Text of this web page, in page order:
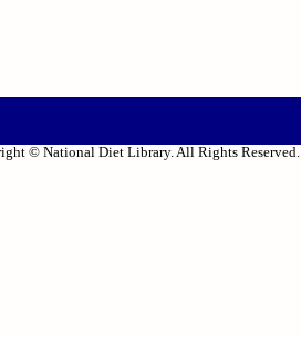
© National Diet Library. All Rights Reserved.